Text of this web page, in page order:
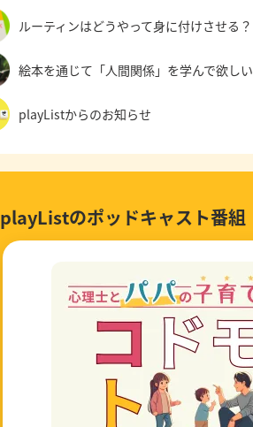
ルーティンはどうやって身に付けさせる？
絵本を通じて「人間関係」を学んで欲しい
playListからのお知らせ
playListのポッドキャスト番組